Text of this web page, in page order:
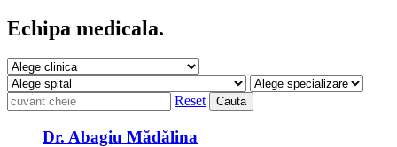
Echipa medicala.
Reset Cauta
Dr. Abagiu Mădălina